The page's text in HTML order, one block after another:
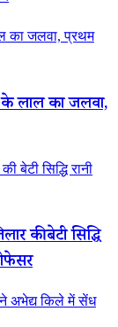
का जलवा, प्रथम
के लाल का जलवा,
बेटी सिद्धि रानी
की बेटी सिद्धि
अभेद्य किले में सेंध